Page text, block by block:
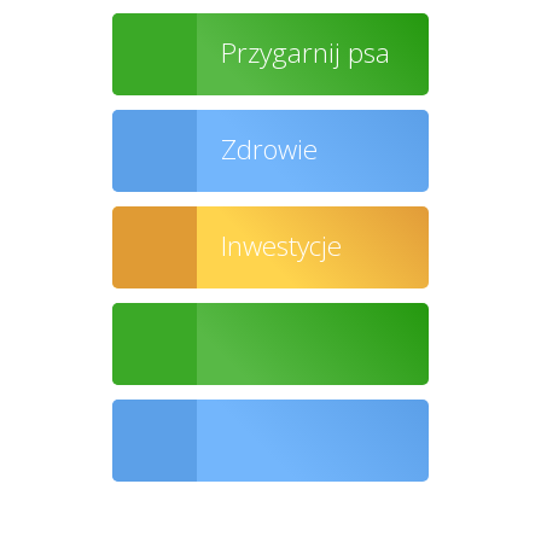
Przygarnij psa
Zdrowie
Inwestycje